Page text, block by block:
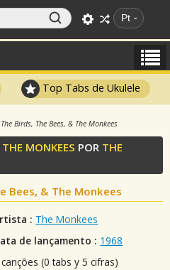
Pt
Top Tabs de Ukulele
The Birds, The Bees, & The Monkees
MONKEES POR THE
Bees, & The Monkees
: The Monkees
de lançamento : 1968
canções (0 tabs y 5 cifras)